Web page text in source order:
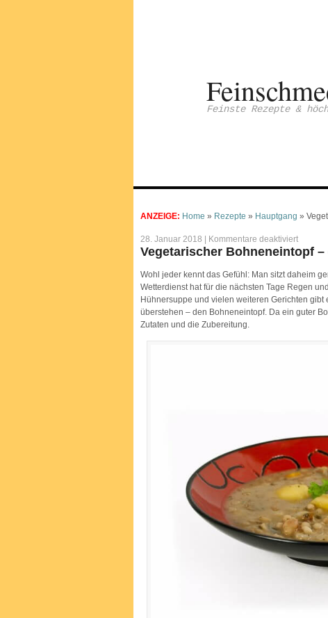
Feinste Rezepte &
ANZEIGE: Home » Rezepte » Hauptgang »
28. Januar 2018 | Kommentare deaktiviertfür
der
Joker
an
kalten
Vegetarischer Bohneneintopf
Wohl jeder kennt das Gefühl: Man sitzt daheim
Wetterdienst hat für die nächsten Tage Regen
Hühnersuppe und vielen weiteren Gerichten
überstehen – den Bohneneintopf. Da ein guter
Zutaten und die Zubereitung.